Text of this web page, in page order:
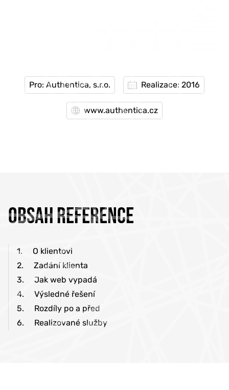
Pro: Authentica, s.r.o. Realizace: 2016
www.authentica.cz
OBSAH REFERENCE
1.
O klientovi
2.
Zadání klienta
3.
Jak web vypadá
4.
Výsledné řešení
5.
Rozdíly po a před
6.
Realizované služby